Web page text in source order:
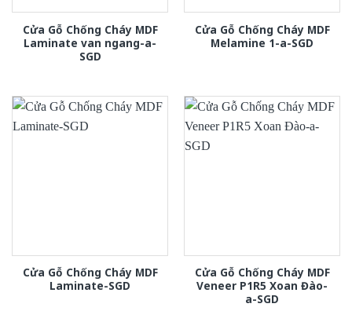
Cửa Gỗ Chống Cháy MDF
Laminate van ngang-a-
SGD
Cửa Gỗ Chống Cháy MDF
Melamine 1-a-SGD
Cửa Gỗ Chống Cháy MDF
Laminate-SGD
Cửa Gỗ Chống Cháy MDF
Veneer P1R5 Xoan Đào-
a-SGD